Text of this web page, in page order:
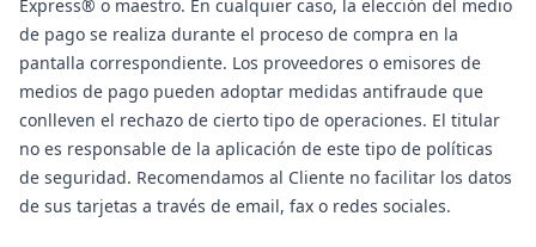
Express® o maestro. En cualquier caso, la elección del medio
de pago se realiza durante el proceso de compra en la
pantalla correspondiente. Los proveedores o emisores de
medios de pago pueden adoptar medidas antifraude que
conlleven el rechazo de cierto tipo de operaciones. El titular
no es responsable de la aplicación de este tipo de políticas
de seguridad. Recomendamos al Cliente no facilitar los datos
de sus tarjetas a través de email, fax o redes sociales.